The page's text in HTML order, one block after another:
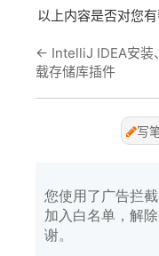
以上内容是否对您有
← IntelliJ IDEA安装
载存储库插件
写
您使用了广告拦
加入白名单，解
谢。